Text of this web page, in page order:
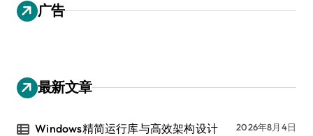
广告
最新文章
Windows精简运行库与高效架构设计 2026年8月4日